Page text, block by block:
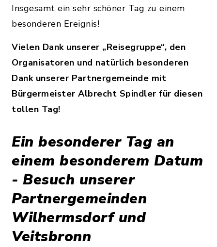
Insgesamt ein sehr schöner Tag zu einem
besonderen Ereignis!
Vielen Dank unserer „Reisegruppe“, den
Organisatoren und natürlich besonderen
Dank unserer Partnergemeinde mit
Bürgermeister Albrecht Spindler für diesen
tollen Tag!
Ein besonderer Tag an
einem besonderem Datum
- Besuch unserer
Partnergemeinden
Wilhermsdorf und
Veitsbronn